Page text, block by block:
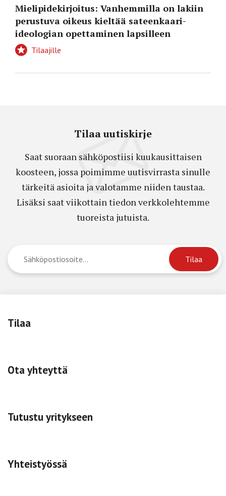
Mielipidekirjoitus: Vanhemmilla on lakiin
perustuva oikeus kieltää sateenkaari-
ideologian opettaminen lapsilleen
Tilaajille
Tilaa uutiskirje
Saat suoraan sähköpostiisi kuukausittaisen
koosteen, jossa poimimme uutisvirrasta sinulle
tärkeitä asioita ja valotamme niiden taustaa.
Lisäksi saat viikottain tiedon verkkolehtemme
tuoreista jutuista.
Tilaa
Ota yhteyttä
Tutustu yritykseen
Yhteistyössä